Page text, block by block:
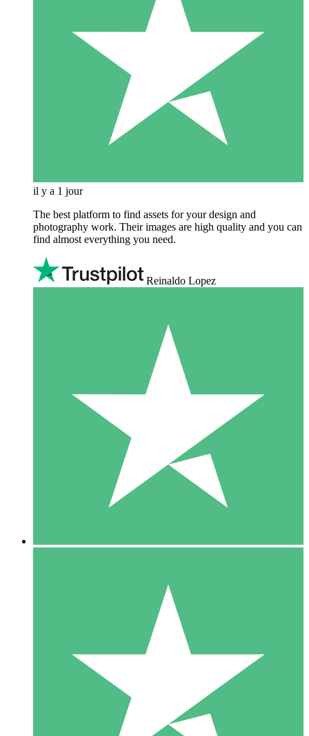
il y a 1 jour
The best platform to find assets for your design and
photography work. Their images are high quality and you can
find almost everything you need.
Reinaldo Lopez